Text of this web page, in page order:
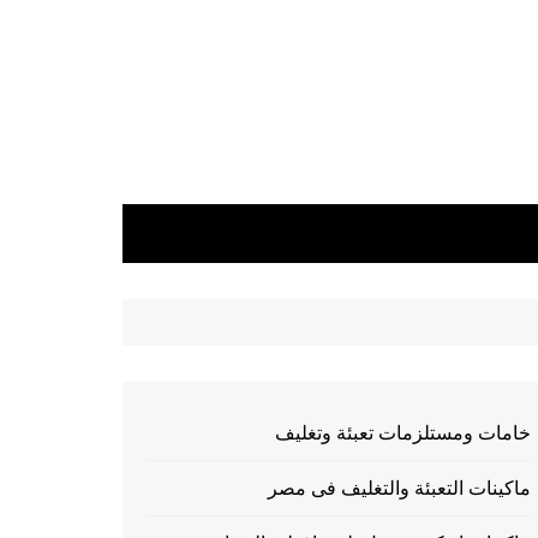
خامات ومستلزمات تعبئة وتغليف
ماكينات التعبئة والتغليف فى مصر